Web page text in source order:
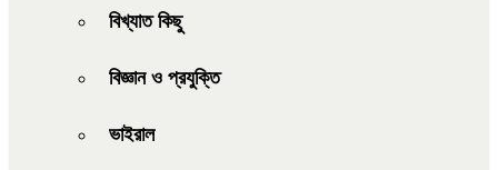
বিখ্যাত কিছু
বিজ্ঞান ও প্রযুক্তি
ভাইরাল